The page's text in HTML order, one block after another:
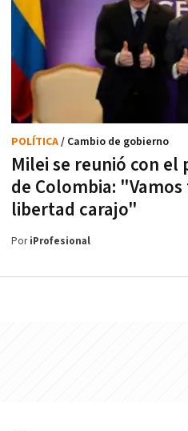
Milei se reunió con
de Colombia:
libertad carajo"
POLÍTICA/ Cambio de gobierno
PoriProfesional